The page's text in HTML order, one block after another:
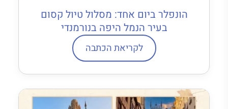
הונפלר ביום אחד: מסלול טיול קסום
בעיר הנמל היפה בנורמנדי
לקריאת הכתבה